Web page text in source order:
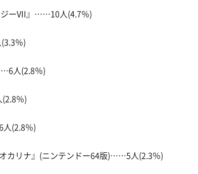
ーVII』……10人(4.7％)
％)
人(2.8％)
％)
(2.8％)
カリナ』(ニンテンドー64版)……5人(2.3％)